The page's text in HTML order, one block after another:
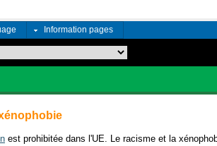
Information pages
est prohibitée dans l'UE. Le racisme et la